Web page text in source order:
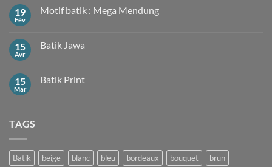
Motif
19
Fév
Motif batik : Mega Mendung
Motif
Mendung
15
Avr
Batik Jawa
Batik
15
Mar
Batik Print
TAGS
Batik beige blanc bleu bordeaux bouquet
brun